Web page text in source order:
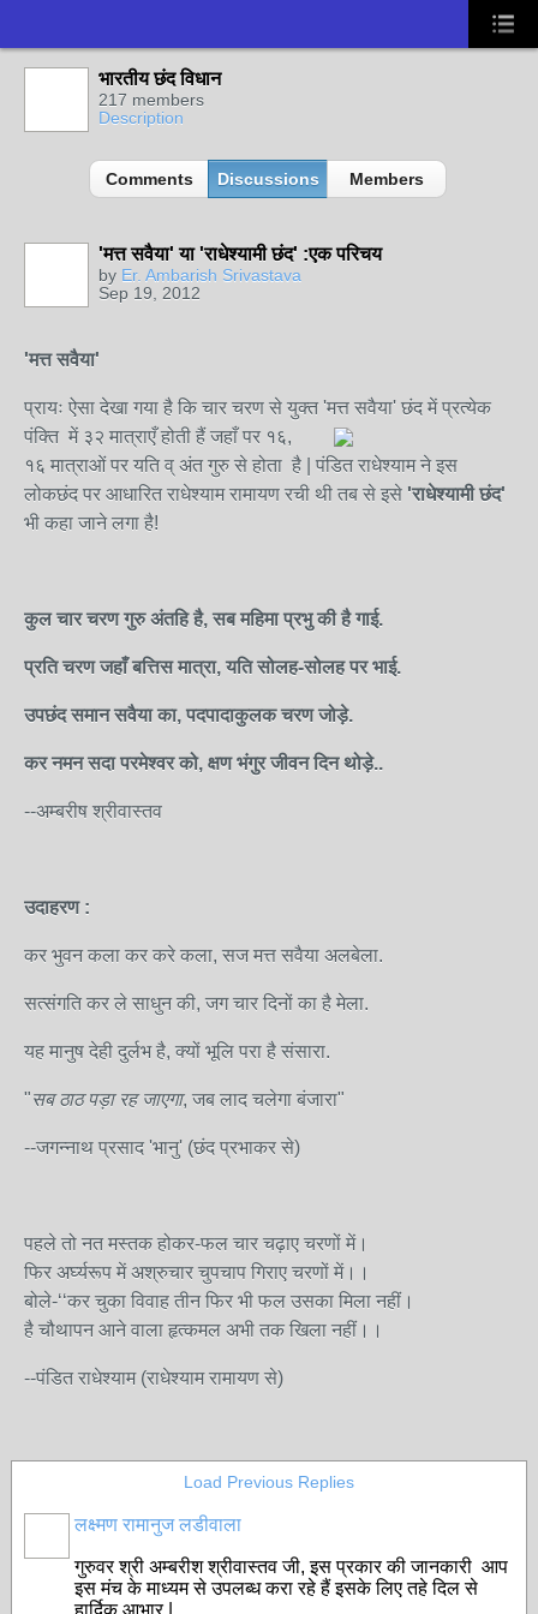
भारतीय छंद विधान
217 members
Description
Comments Discussions Members
'मत्त सवैया' या 'राधेश्यामी छंद' :एक परिचय
by Er. Ambarish Srivastava
Sep 19, 2012
'मत्त सवैया'
प्रायः ऐसा देखा गया है कि चार चरण से युक्त 'मत्त सवैया' छंद में प्रत्येक
पंक्ति में ३२ मात्राएँ होती हैं जहाँ पर १६,
१६ मात्राओं पर यति व् अंत गुरु से होता है | पंडित राधेश्याम ने इस
लोकछंद पर आधारित राधेश्याम रामायण रची थी तब से इसे 'राधेश्यामी छंद'
भी कहा जाने लगा है!
कुल चार चरण गुरु अंतहि है, सब महिमा प्रभु की है गाई.
प्रति चरण जहाँ बत्तिस मात्रा, यति सोलह-सोलह पर भाई.
उपछंद समान सवैया का, पदपादाकुलक चरण जोड़े.
कर नमन सदा परमेश्वर को, क्षण भंगुर जीवन दिन थोड़े..
--अम्बरीष श्रीवास्तव
उदाहरण :
कर भुवन कला कर करे कला, सज मत्त सवैया अलबेला.
सत्संगति कर ले साधुन की, जग चार दिनों का है मेला.
यह मानुष देही दुर्लभ है, क्यों भूलि परा है संसारा.
"सब ठाठ पड़ा रह जाएगा, जब लाद चलेगा बंजारा"
--जगन्नाथ प्रसाद 'भानु' (छंद प्रभाकर से)
पहले तो नत मस्तक होकर-फल चार चढ़ाए चरणों में।
फिर अर्घ्यरूप में अश्रुचार चुपचाप गिराए चरणों में।।
बोले-‘‘कर चुका विवाह तीन फिर भी फल उसका मिला नहीं।
है चौथापन आने वाला हृत्कमल अभी तक खिला नहीं।।
--पंडित राधेश्याम (राधेश्याम रामायण से)
Load Previous Replies
लक्ष्मण रामानुज लडीवाला
गुरुवर श्री अम्बरीश श्रीवास्तव जी, इस प्रकार की जानकारी आप
इस मंच के माध्यम से उपलब्ध करा रहे हैं इसके लिए तहे दिल से
हार्दिक आभार |